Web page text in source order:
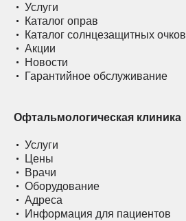
Услуги
Каталог оправ
Каталог солнцезащитных очков
Акции
Новости
Гарантийное обслуживание
Офтальмологическая клиника
Услуги
Цены
Врачи
Оборудование
Адреса
Информация для пациентов